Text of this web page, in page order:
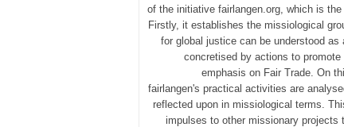
of the initiative fairlangen.org, which is
Firstly, it establishes the missiological
for global justice can be understood
concretised by actions to
emphasis on Fair Trade. On
fairlangen's practical activities are
reflected upon in missiological terms.
impulses to other missionary projects